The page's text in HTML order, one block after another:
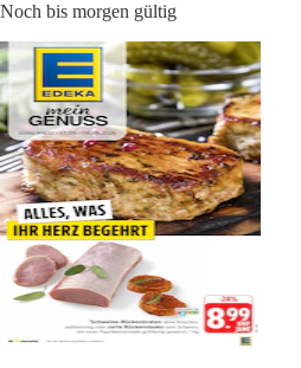
Noch bis morgen gültig